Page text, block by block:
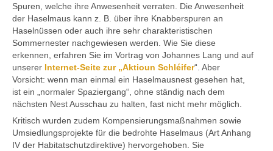
Spuren, welche ihre Anwesenheit verraten. Die Anwesenheit
der Haselmaus kann z. B. über ihre Knabberspuren an
Haselnüssen oder auch ihre sehr charakteristischen
Sommernester nachgewiesen werden. Wie Sie diese
erkennen, erfahren Sie im Vortrag von Johannes Lang und auf
unserer Internet-Seite zur „Aktioun Schléifer“. Aber
Vorsicht: wenn man einmal ein Haselmausnest gesehen hat,
ist ein „normaler Spaziergang“, ohne ständig nach dem
nächsten Nest Ausschau zu halten, fast nicht mehr möglich.
Kritisch wurden zudem Kompensierungsmaßnahmen sowie
Umsiedlungsprojekte für die bedrohte Haselmaus (Art Anhang
IV der Habitatschutzdirektive) hervorgehoben. Sie